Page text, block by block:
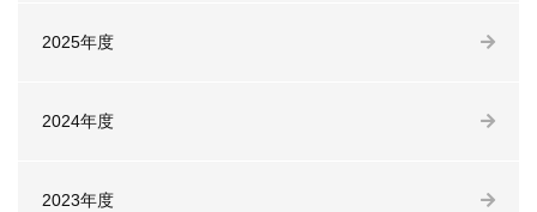
2025年度
2024年度
2023年度